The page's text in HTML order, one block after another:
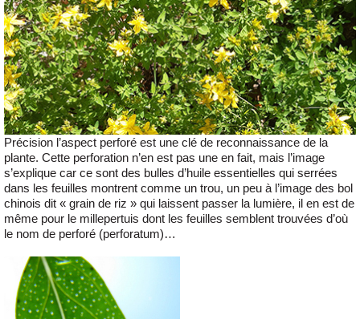
Précision l’aspect perforé est une clé de reconnaissance de la
plante. Cette perforation n’en est pas une en fait, mais l’image
s’explique car ce sont des bulles d’huile essentielles qui serrées
dans les feuilles montrent comme un trou, un peu à l’image des bol
chinois dit « grain de riz » qui laissent passer la lumière, il en est de
même pour le millepertuis dont les feuilles semblent trouvées d’où
le nom de perforé (perforatum)…